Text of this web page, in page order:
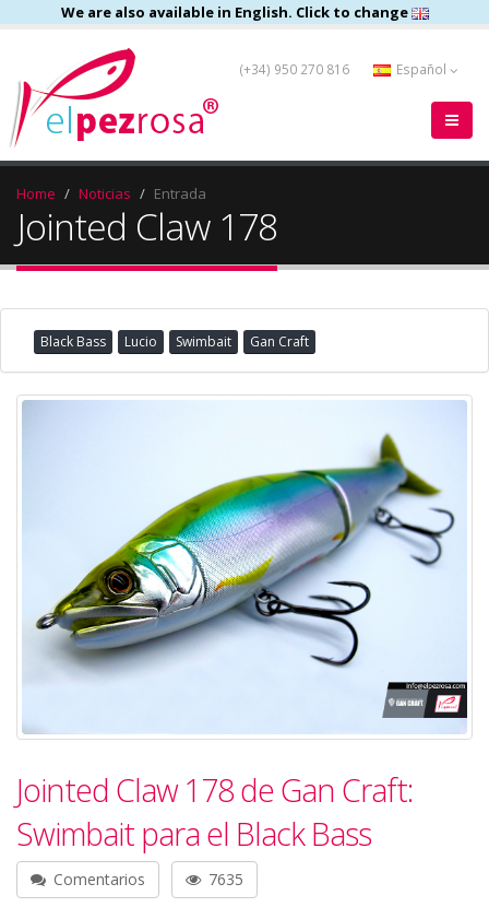
We are also available in English. Click to change
(+34) 950 270 816 Español
Home Noticias Entrada
Jointed Claw 178
Black Bass Lucio Swimbait Gan Craft
Jointed Claw 178 de Gan Craft:
Swimbait para el Black Bass
Comentarios 7635